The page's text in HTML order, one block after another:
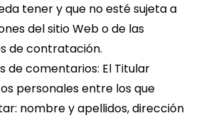
tener y que no esté sujeta a
del sitio Web o de las
de contratación.
de comentarios: El Titular
personales entre los que
nombre y apellidos, dirección